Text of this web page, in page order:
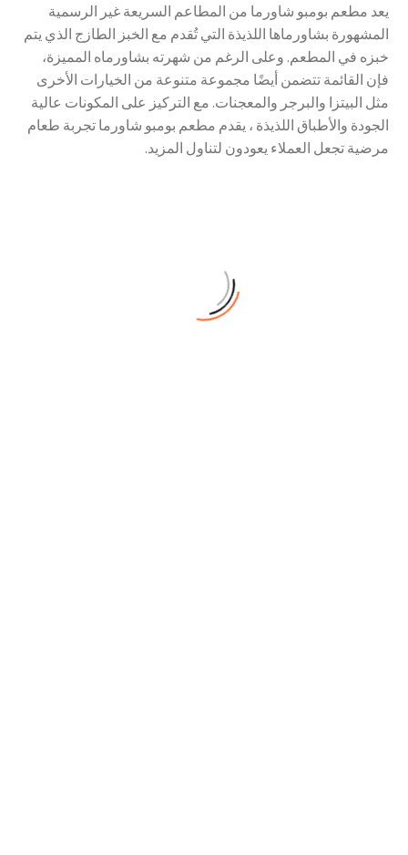
يعد مطعم بومبو شاورما من المطاعم السريعة غير الرسمية
المشهورة بشاورماها اللذيذة التي تُقدم مع الخبز الطازج الذي يتم
خبزه في المطعم. وعلى الرغم من شهرته بشاورماه المميزة،
فإن القائمة تتضمن أيضًا مجموعة متنوعة من الخيارات الأخرى
مثل البيتزا والبرجر والمعجنات. مع التركيز على المكونات عالية
الجودة والأطباق اللذيذة ، يقدم مطعم بومبو شاورما تجربة طعام
مرضية تجعل العملاء يعودون لتناول المزيد.